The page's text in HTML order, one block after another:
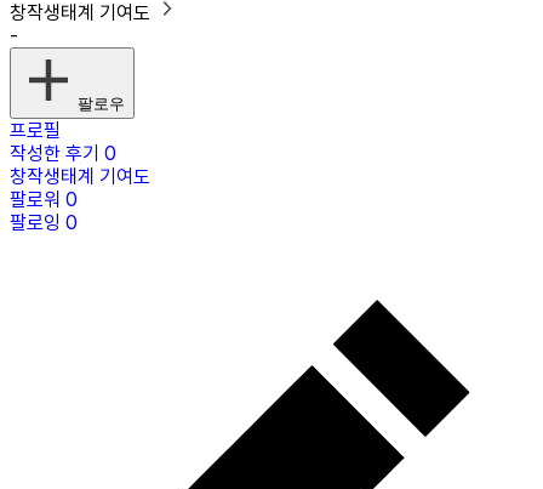
창작생태계 기여도
-
팔로우
프로필
작성한 후기 0
창작생태계 기여도
팔로워 0
팔로잉 0